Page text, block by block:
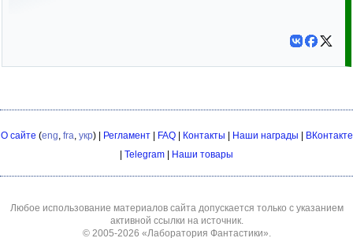
О сайте (eng, fra, укр) | Регламент| FAQ| Контакты Наши награды
ВКонтакте
Telegram Наши товары
Любое использование материалов сайта допускается только с указанием
активной ссылки на источник.
© 2005-2026 «Лаборатория Фантастики».